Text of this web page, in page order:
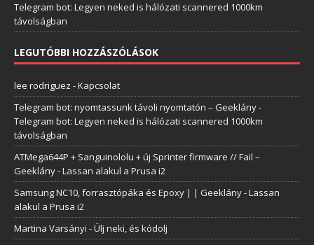
Telegram bot: Legyen neked is hálózati scannered 1000km
távolságban
LEGUTÓBBI HOZZÁSZÓLÁSOK
lee rodriguez -Kapcsolat
Telegram bot: nyomtassunk távoli nyomtatón – Geeklány-
Telegram bot: Legyen neked is hálózati scannered 1000km
távolságban
ATMega644P + Sanguinololu + új Sprinter firmware // Fail –
Geeklány-Lassan alakul a Prusa i2
Samsung NC10, forrasztópáka és Epoxy | | Geeklány-Lassan
alakul a Prusa i2
Martina Varsányi -Ülj neki, és kódolj